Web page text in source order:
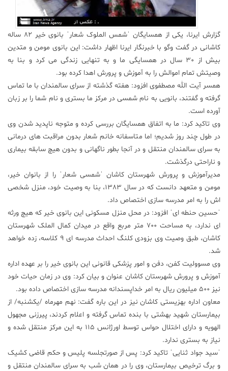
عکس
پادکست
مجله
فرهنگی
و
هنری
گزارش ایرنا، یکی از همسایگان ˈشمس الملوک شعارˈ بانوی خیر 82 ساله
کاشانی در گفت وگو با خبرنگار ایرنا اظهار داشت: این بانوی مومن و متدین
بیش از 30 سال در همسایگی ما و به تنهایی زندگی می کرد و بنا به
وصیتش تمام اموالش را به آموزش و پرورش اهدا کرده بود.
همسر آیت الله مصطفوی افزود: هفته گذشته از سرای سالمندان با ما تماس
گرفته و گفتند، بانویی به نام شمسی در مرکز ما بستری و نام شما را بر زبان
آورده است.
وی تاکید کرد: ما به اتفاق همسایگان بررسی کرده و متوجه ناپدید شدن وی
در طول چند روز شدیم؛ اما متاسفانه خانم شعار بدون مراقبت های درمانی
به سرای سالمندان منتقل و در آنجا بطور ناگهانی و بدون هیچ سابقه بیماری
و ناراحتی درگذشت.
مدیرآموزش و پرورش شهرستان کاشان ˈشمسی شعارˈ را از بانوان خیر،
مومن و متعهد دانست که در سال 1383، بنا به وصیت خود، منزل شخصی
اش را به امر مدرسه سازی اختصاص داد.
ˈحسین حنطه ایˈ افزود: در محل منزل مسکونی این بانوی خیر که هیچ ورثه
ای ندارد، به مساحت 700 متر مربع واقع در میدان کمال الملک شهرستان
کاشان، طبق وصیت وی بزودی کلنگ احداث مدرسه ای 9 کلاسه، زده خواهد
شد.
وی مسوولیت کفن، دفن و امور پزشکی قانونی این بانوی خیر را بر عهده اداره
آموزش و پرورش شهرستان کاشان عنوان و بیان کرد: وی در زمان حیات خود
نیز 500 میلیون ریال به امر خداپسندانه مدرسه سازی اختصاص داده بود.
معاون اداره بهزیستی کاشان نیز در این باره گفت: نهم مهرماه /یکشنبه/ از
بیمارستان شهید بهشتی با بنده تماس گرفته و اعلام کردند، پیرزنی مجهول
الهویه و دارای اختلال حواس توسط اورژانس 115 به این مرکز منتقل شده و
نیاز به بستری ندارد.
ˈسید جواد ثناییˈ تاکید کرد: پس از صورتجلسه پلیس و حکم قاضی کشیک
و برگ ترخیص بیمارستان، وی را در همان شب به سرای سالمندان منتقل و